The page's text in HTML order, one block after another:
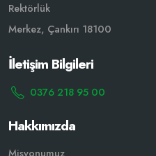
Rektörlük
Merkez, Çankırı 18100
İletişim Bilgileri
0376 218 95 00
Hakkımızda
Misyonumuz